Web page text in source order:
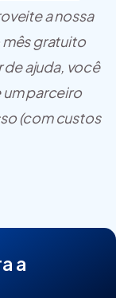
a nossa
gratuito
de ajuda, você
parceiro
(com custos
a